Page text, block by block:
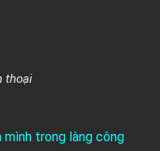
thoại
trong làng công